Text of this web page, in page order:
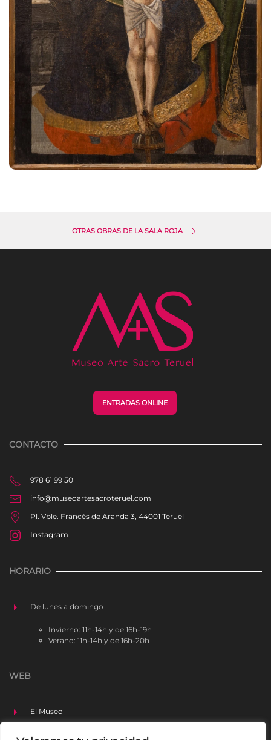
OTRAS OBRAS DE LA SALA ROJA
ENTRADAS ONLINE
CONTACTO
978 61 99 50
info@museoartesacroteruel.com
Pl. Vble. Francés de Aranda 3, 44001 Teruel
Instagram
HORARIO
De lunes a domingo
Invierno: 11h-14h y de 16h-19h
Verano: 11h-14h y de 16h-20h
WEB
El Museo